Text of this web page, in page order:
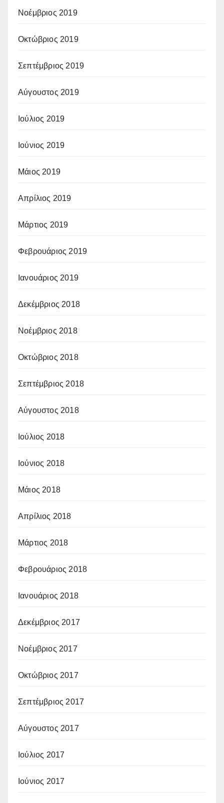
Νοέμβριος 2019
Οκτώβριος 2019
Σεπτέμβριος 2019
Αύγουστος 2019
Ιούλιος 2019
Ιούνιος 2019
Μάιος 2019
Απρίλιος 2019
Μάρτιος 2019
Φεβρουάριος 2019
Ιανουάριος 2019
Δεκέμβριος 2018
Νοέμβριος 2018
Οκτώβριος 2018
Σεπτέμβριος 2018
Αύγουστος 2018
Ιούλιος 2018
Ιούνιος 2018
Μάιος 2018
Απρίλιος 2018
Μάρτιος 2018
Φεβρουάριος 2018
Ιανουάριος 2018
Δεκέμβριος 2017
Νοέμβριος 2017
Οκτώβριος 2017
Σεπτέμβριος 2017
Αύγουστος 2017
Ιούλιος 2017
Ιούνιος 2017